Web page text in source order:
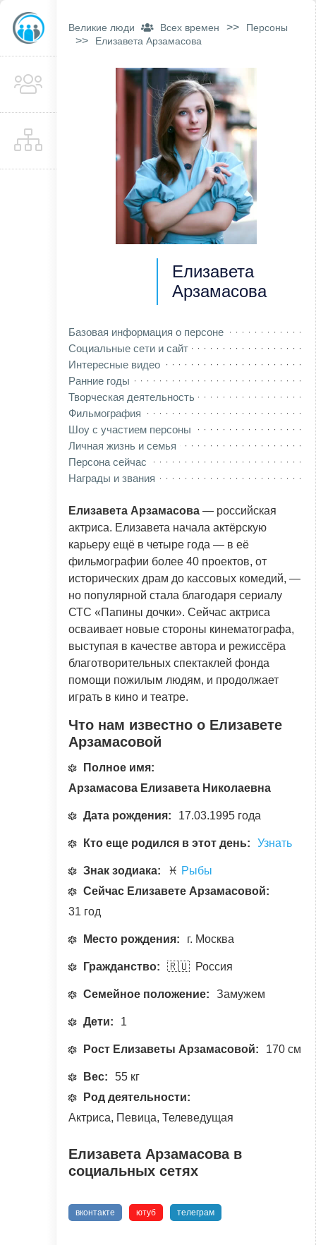
Великие люди Всех времен >> Персоны
>> Елизавета Арзамасова
Елизавета
Арзамасова
Базовая информация о персоне
Социальные сети и сайт
Интересные видео
Ранние годы
Творческая деятельность
Фильмография
Шоу с участием персоны
Личная жизнь и семья
Персона сейчас
Награды и звания
Елизавета Арзамасова — российская
актриса. Елизавета начала актёрскую
карьеру ещё в четыре года — в её
фильмографии более 40 проектов, от
исторических драм до кассовых комедий, —
но популярной стала благодаря сериалу
СТС «Папины дочки». Сейчас актриса
осваивает новые стороны кинематографа,
выступая в качестве автора и режиссёра
благотворительных спектаклей фонда
помощи пожилым людям, и продолжает
играть в кино и театре.
Что нам известно о Елизавете
Арзамасовой
Полное имя:
Арзамасова Елизавета Николаевна
Дата рождения: 17.03.1995 года
Кто еще родился в этот день: Узнать
Знак зодиака: ♓ Рыбы
Сейчас Елизавете Арзамасовой:
31 год
Место рождения: г. Москва
Гражданство: 🇷🇺 Россия
Семейное положение: Замужем
Дети: 1
Рост Елизаветы Арзамасовой: 170 см
Вес:
55 кг
Род деятельности:
Актриса, Певица, Телеведущая
Елизавета Арзамасова в
социальных сетях
вконтакте ютуб телеграм